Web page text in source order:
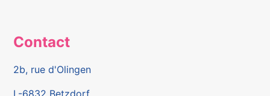
Contact
2b, rue d'Olingen